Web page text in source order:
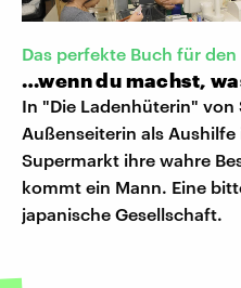
Das perfekte Buch für
…wenn du machst,
In "Die Ladenhüterin"
Außenseiterin als
Supermarkt ihre wahre
kommt ein Mann. Eine
japanische Gesellschaft.